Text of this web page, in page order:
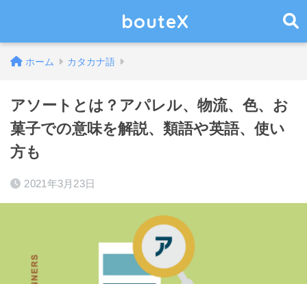
bouteX
ホーム カタカナ語
アソートとは？アパレル、物流、色、お
菓子での意味を解説、類語や英語、使い
方も
2021年3月23日